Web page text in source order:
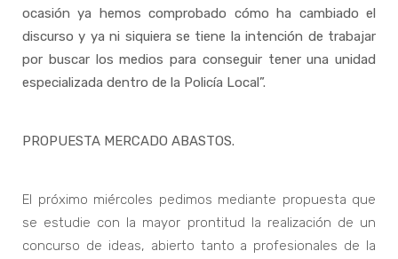
ocasión ya hemos comprobado cómo ha cambiado el
discurso y ya ni siquiera se tiene la intención de trabajar
por buscar los medios para conseguir tener una unidad
especializada dentro de la Policía Local”.
PROPUESTA MERCADO ABASTOS.
El próximo miércoles pedimos mediante propuesta que
se estudie con la mayor prontitud la realización de un
concurso de ideas, abierto tanto a profesionales de la